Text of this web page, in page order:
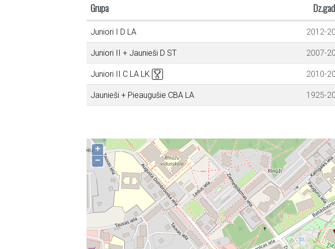
Grupa
Juniori I D LA 2012-
Juniori II + Jaunieši D ST 2007-
Juniori II C LA LK 2010-
Jaunieši + Pieaugušie CBA LA 1925-
+
−